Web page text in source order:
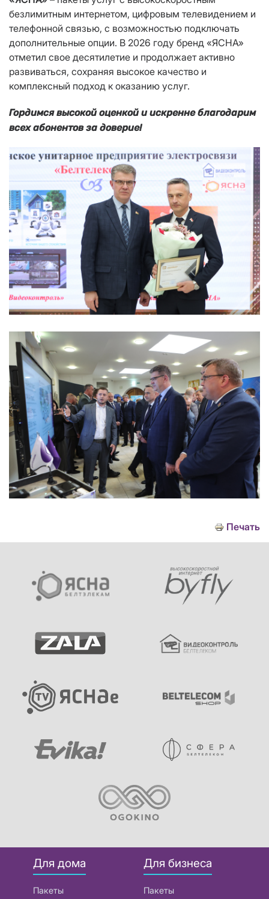
безлимитным интернетом, цифровым телевидением и
телефонной связью, с возможностью подключать
дополнительные опции. В 2026 году бренд «ЯСНА»
отметил свое десятилетие и продолжает активно
развиваться, сохраняя высокое качество и
комплексный подход к оказанию услуг.
Гордимся высокой оценкой и искренне благодарим
всех абонентов за доверие!
Печать
Для дома
Пакеты
Для бизнеса
Пакеты